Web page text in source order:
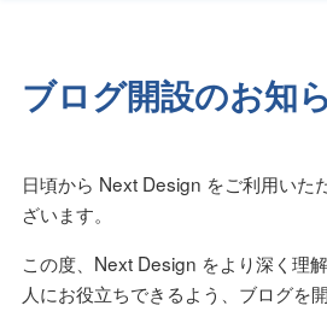
ブログ開設のお知
日頃から Next Design をご利用いた
ざいます。
この度、Next Design をより深く理
人にお役立ちできるよう、ブログを